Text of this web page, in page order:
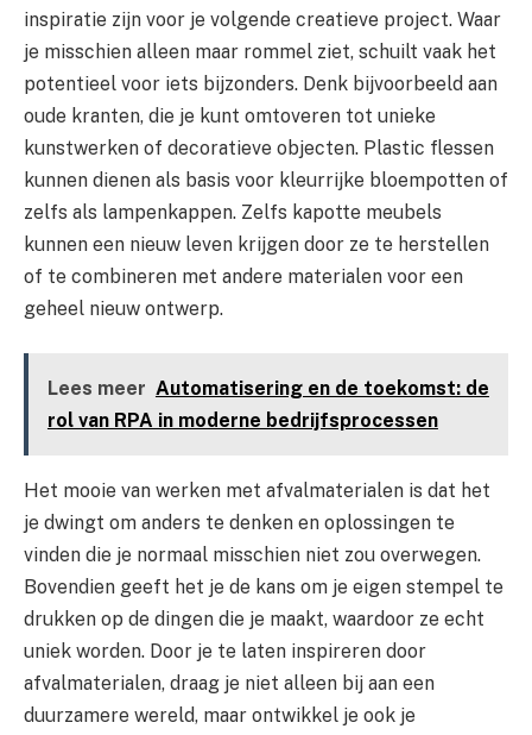
inspiratie zijn voor je volgende creatieve project. Waar
je misschien alleen maar rommel ziet, schuilt vaak het
potentieel voor iets bijzonders. Denk bijvoorbeeld aan
oude kranten, die je kunt omtoveren tot unieke
kunstwerken of decoratieve objecten. Plastic flessen
kunnen dienen als basis voor kleurrijke bloempotten of
zelfs als lampenkappen. Zelfs kapotte meubels
kunnen een nieuw leven krijgen door ze te herstellen
of te combineren met andere materialen voor een
geheel nieuw ontwerp.
Lees meer Automatisering en de toekomst: de
rol van RPA in moderne bedrijfsprocessen
Het mooie van werken met afvalmaterialen is dat het
je dwingt om anders te denken en oplossingen te
vinden die je normaal misschien niet zou overwegen.
Bovendien geeft het je de kans om je eigen stempel te
drukken op de dingen die je maakt, waardoor ze echt
uniek worden. Door je te laten inspireren door
afvalmaterialen, draag je niet alleen bij aan een
duurzamere wereld, maar ontwikkel je ook je